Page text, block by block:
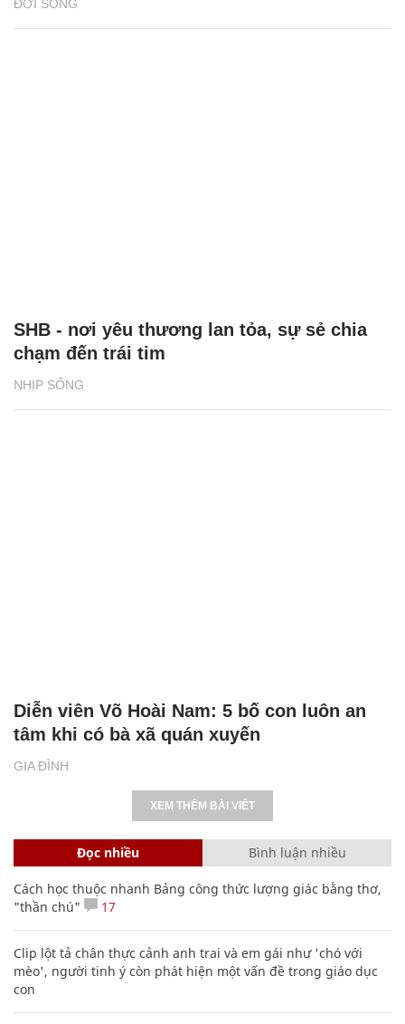
ĐỜI SỐNG
NHỊP SỐNG
SHB - nơi yêu thương lan tỏa, sự sẻ chia
chạm đến trái tim
GIA ĐÌNH
Diễn viên Võ Hoài Nam: 5 bố con luôn an
tâm khi có bà xã quán xuyến
XEM THÊM BÀI VIẾT
Đọc nhiều Bình luận nhiều
Cách học thuộc nhanh Bảng công thức lượng giác bằng thơ,
"thần chú"
17
Clip lột tả chân thực cảnh anh trai và em gái như 'chó với
mèo', người tinh ý còn phát hiện một vấn đề trong giáo dục
con